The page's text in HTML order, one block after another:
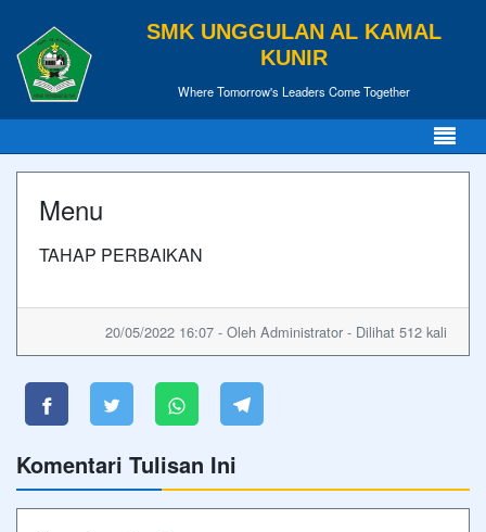
SMK UNGGULAN AL KAMAL
KUNIR
Where Tomorrow's Leaders Come Together
Menu
TAHAP PERBAIKAN
20/05/2022 16:07 - Oleh Administrator - Dilihat 512 kali
Komentari Tulisan Ini